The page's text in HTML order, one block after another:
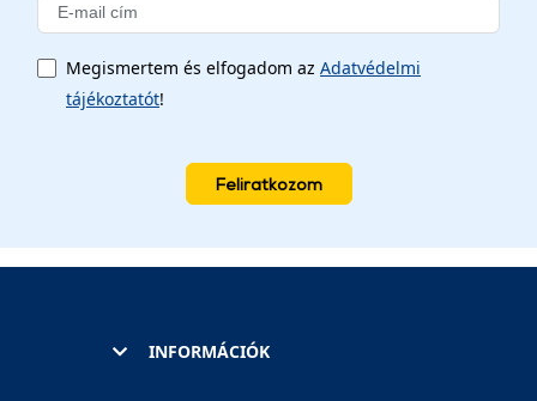
Megismertem és elfogadom az Adatvédelmi
tájékoztatót!
Feliratkozom
INFORMÁCIÓK